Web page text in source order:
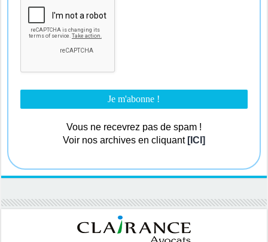
Vous ne recevrez pas de spam !
Voir nos archives en cliquant [ICI]